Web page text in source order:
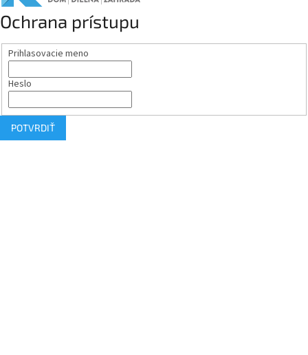
Ochrana prístupu
Prihlasovacie meno
Heslo
POTVRDIŤ